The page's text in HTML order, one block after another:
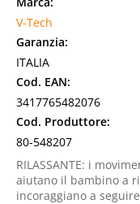
V-Tech
Garanzia:
ITALIA
Cod. EAN:
3417765482076
Cod. Produttore:
80-548207
RILASSANTE: i
aiutano il bambino a
incoraggiano a